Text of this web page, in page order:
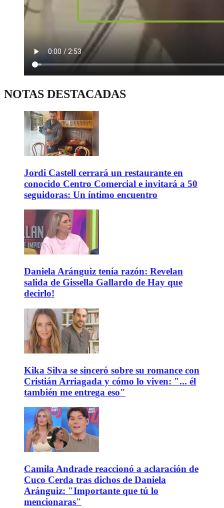
NOTAS DESTACADAS
Jordi Castell cerrará un restaurante en
conocido Centro Comercial e invitará a 50
seguidoras: Un íntimo encuentro
Daniela Aránguiz tenía razón: Revelan
salida de Gissella Gallardo de Hay que
decirlo!
Kika Silva se sinceró sobre su romance con
Cristián Arriagada y cómo lo viven: "... él
también me entrega eso"
Camila Andrade reaccionó a aclaración de
Cuco Cerda tras dichos de Daniela
Aránguiz: "Importante que tú lo
mencionaras"